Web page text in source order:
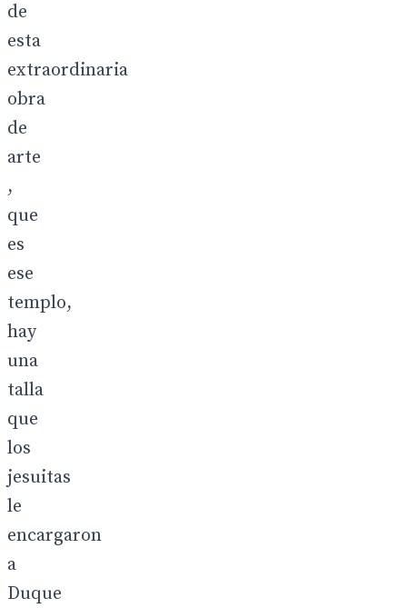
de
esta
extraordinaria
obra
de
arte
,
que
es
ese
templo,
hay
una
talla
que
los
jesuitas
le
encargaron
a
Duque